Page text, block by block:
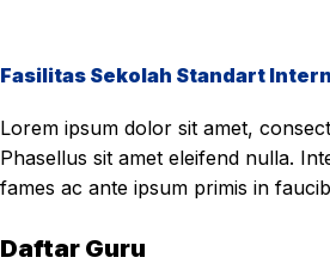
Fasilitas Sekolah Standart
Lorem ipsum dolor sit amet,
Phasellus sit amet eleifend nulla.
fames ac ante ipsum primis in
Daftar Guru